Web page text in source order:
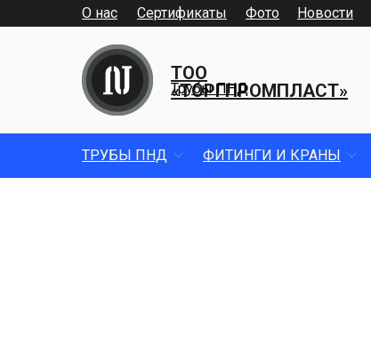
О нас Фото
Сертификаты Новости
ТОО
«ТОРГПРОМПЛАСТ»
Трубы ПНД
ТРУБЫ ПНД ФИТИНГИ И КРАНЫ